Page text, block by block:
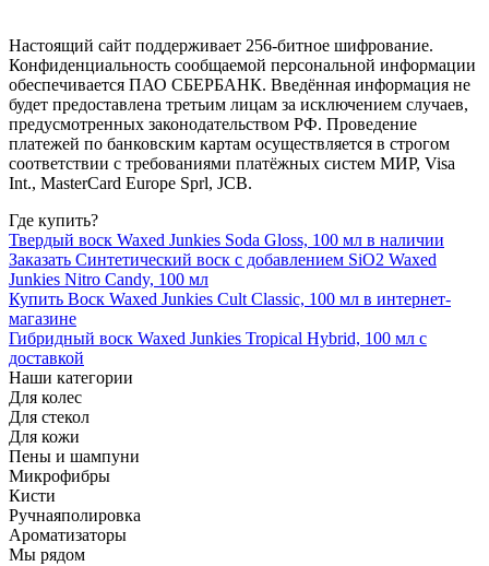
Настоящий сайт поддерживает 256-битное шифрование.
Конфиденциальность сообщаемой персональной информации
обеспечивается ПАО СБЕРБАНК. Введённая информация не
будет предоставлена третьим лицам за исключением случаев,
предусмотренных законодательством РФ. Проведение
платежей по банковским картам осуществляется в строгом
соответствии с требованиями платёжных систем МИР, Visa
Int., MasterCard Europe Sprl, JCB.
Где купить?
Твердый воск Waxed Junkies Soda Gloss, 100 мл в наличии
Заказать Синтетический воск с добавлением SiO2 Waxed
Junkies Nitro Candy, 100 мл
Купить Воск Waxed Junkies Cult Classic, 100 мл в интернет-
магазине
Гибридный воск Waxed Junkies Tropical Hybrid, 100 мл с
доставкой
Наши категории
Для колес
Для стекол
Для кожи
Пены и шампуни
Микрофибры
Кисти
Ручнаяполировка
Ароматизаторы
Мы рядом